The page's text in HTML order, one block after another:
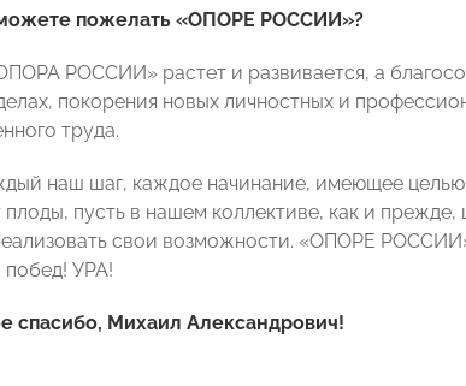
пожелать «ОПОРЕ РОССИИ»?
РОССИИ» растет и развивается, а
покорения новых личностных и
труда.
наш шаг, каждое начинание, имеющее
пусть в нашем коллективе, как и
свои возможности. «ОПОРЕ
побед! УРА!
спасибо, Михаил Александрович!